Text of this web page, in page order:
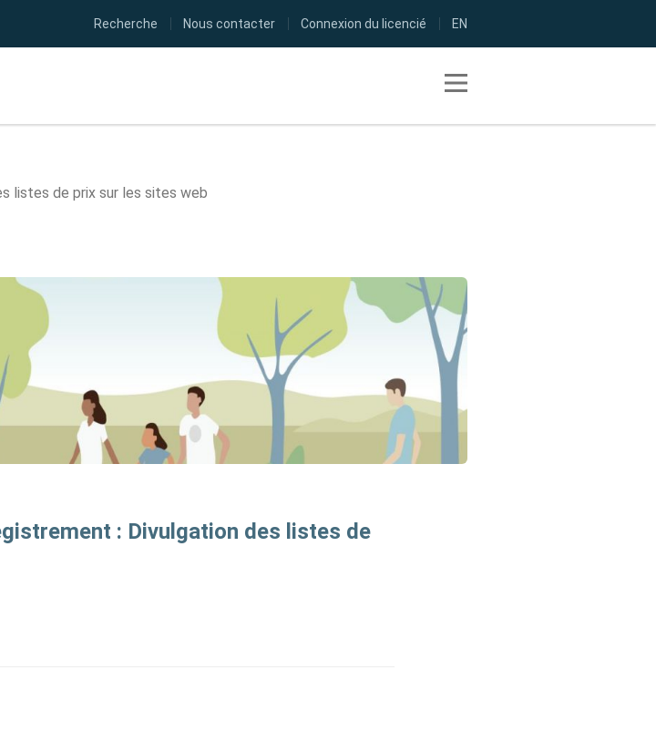
Toggle navigation
Recherche Nous contacter Connexion du licencié EN
listes de prix sur les sites web
: Divulgation des listes de